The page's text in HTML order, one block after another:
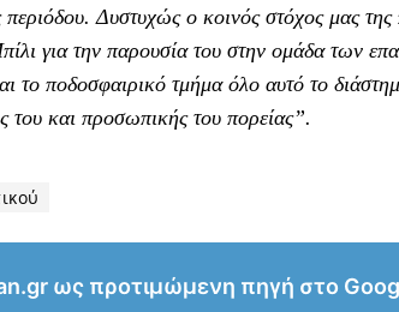
περιόδου. Δυστυχώς ο κοινός στόχος μας
για την παρουσία του στην ομάδα των
το ποδοσφαιρικό τμήμα όλο αυτό το
του και προσωπικής του πορείας”.
ως προτιμώμενη πηγή στο